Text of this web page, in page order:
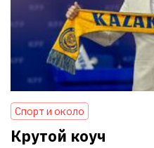
Спорт и около
Крутой коуч